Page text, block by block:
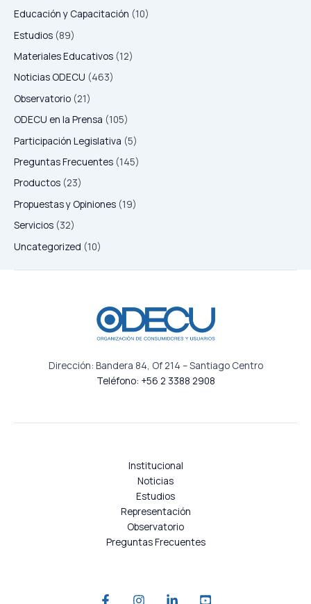
Educación y Capacitación (10)
Estudios (89)
Materiales Educativos (12)
Noticias ODECU (463)
Observatorio (21)
ODECU en la Prensa (105)
Participación Legislativa (5)
Preguntas Frecuentes (145)
Productos (23)
Propuestas y Opiniones (19)
Servicios (32)
Uncategorized (10)
Dirección: Bandera 84, Of 214 – Santiago Centro
Teléfono: +56 2 3388 2908
Institucional
Noticias
Estudios
Representación
Observatorio
Preguntas Frecuentes